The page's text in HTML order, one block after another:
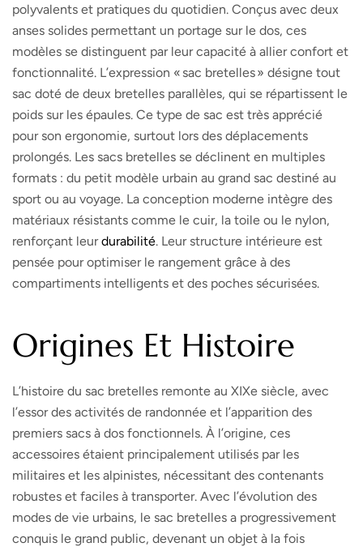
polyvalents et pratiques du quotidien. Conçus avec deux
anses solides permettant un portage sur le dos, ces
modèles se distinguent par leur capacité à allier confort et
fonctionnalité. L’expression « sac bretelles » désigne tout
sac doté de deux bretelles parallèles, qui se répartissent le
poids sur les épaules. Ce type de sac est très apprécié
pour son ergonomie, surtout lors des déplacements
prolongés. Les sacs bretelles se déclinent en multiples
formats : du petit modèle urbain au grand sac destiné au
sport ou au voyage. La conception moderne intègre des
matériaux résistants comme le cuir, la toile ou le nylon,
renforçant leurdurabilité. Leur structure intérieure est
pensée pour optimiser le rangement grâce à des
compartiments intelligents et des poches sécurisées.
Origines Et Histoire
L’histoire du sac bretelles remonte au XIXe siècle, avec
l’essor des activités de randonnée et l’apparition des
premiers sacs à dos fonctionnels. À l’origine, ces
accessoires étaient principalement utilisés par les
militaires et les alpinistes, nécessitant des contenants
robustes et faciles à transporter. Avec l’évolution des
modes de vie urbains, le sac bretelles a progressivement
conquis le grand public, devenant un objet à la fois